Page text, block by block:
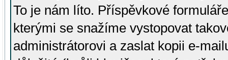
To je nám líto. Příspěvkové
kterými se snažíme vystopovat
administrátorovi a zaslat kopii e-